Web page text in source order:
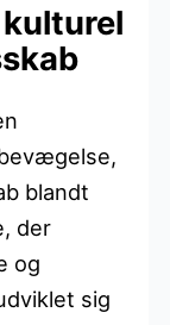
kulturel
blandt
der
og
sig